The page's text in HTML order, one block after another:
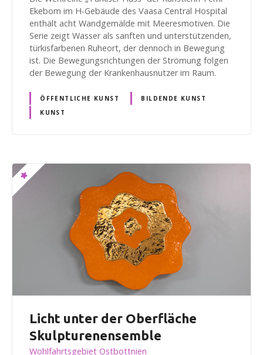
Ekebom im H-Gebäude des Vaasa Central Hospital
enthält acht Wandgemälde mit Meeresmotiven. Die
Serie zeigt Wasser als sanften und unterstützenden,
türkisfarbenen Ruheort, der dennoch in Bewegung
ist. Die Bewegungsrichtungen der Strömung folgen
der Bewegung der Krankenhausnutzer im Raum.
ÖFFENTLICHE KUNST
BILDENDE KUNST
KUNST
Licht unter der Oberfläche
Skulpturenensemble
Wohlfahrtsgebiet Ostbottnien